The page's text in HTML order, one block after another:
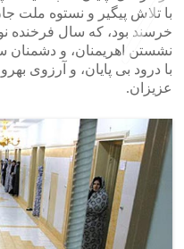
با تلاش پیگیر و نستوه ملت
خرسند بود، که سال فرخنده
نشستن اهریمنان، و دشمنان
با درود بی پایان، و آرزوی
عزیزان.